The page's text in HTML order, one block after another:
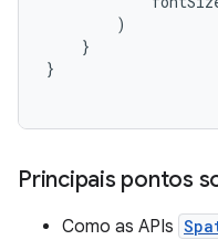
)
}
}
Principais pontos
Como as APIs